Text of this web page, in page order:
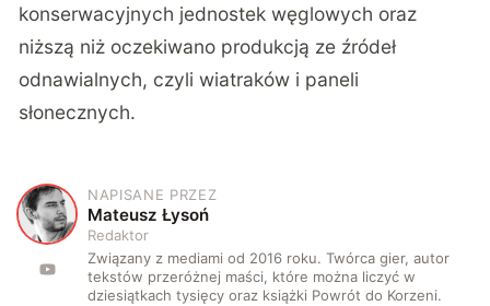
konserwacyjnych jednostek węglowych oraz
niższą niż oczekiwano produkcją ze źródeł
odnawialnych, czyli wiatraków i paneli
słonecznych.
M
NAPISANE PRZEZ
Mateusz Łysoń
Redaktor
Związany z mediami od 2016 roku. Twórca gier, autor
tekstów przeróżnej maści, które można liczyć w
dziesiątkach tysięcy oraz książki Powrót do Korzeni.